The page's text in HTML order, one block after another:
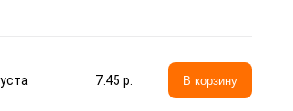
7.45 p. В корзину